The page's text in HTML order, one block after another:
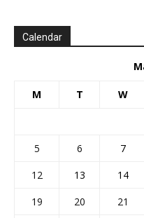
Calendar
M T W
5
6 7
12
13 14
19
20 21